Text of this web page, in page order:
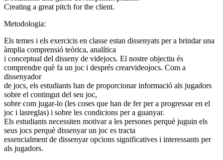
Creating a great pitch for the client.
Metodologia:
Els temes i els exercicis en classe estan dissenyats per a brindar una
àmplia comprensió teòrica, analítica
i conceptual del disseny de videjocs. El nostre objectiu és
comprendre què fa un joc i després crearvideojocs. Com a
dissenyador
de jocs, els estudiants han de proporcionar informació als jugadors
sobre el contingut del seu joc,
sobre com jugar-lo (les coses que han de fer per a progressar en el
joc i lasreglas) i sobre les condicions per a guanyar.
Els estudiants necessiten motivar a les persones perquè juguin els
seus jocs perquè dissenyar un joc es tracta
essencialment de dissenyar opcions significatives i interessants per
als jugadors.